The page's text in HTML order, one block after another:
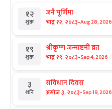
१२
शुक्र
जनै पूर्णिमा
भाद्र १२, २०८३-Aug 28, 2026
१९
शुक्र
श्रीकृष्ण जन्माष्टमी व्रत
भाद्र १९, २०८३-Sep 4, 2026
३
शनि
संविधान दिवस
असोज ३, २०८३-Sep 19, 2026